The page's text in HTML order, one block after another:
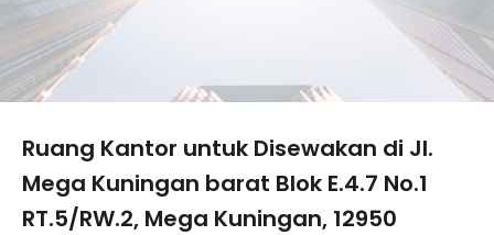
Ruang Kantor untuk Disewakan di Jl.
Mega Kuningan barat Blok E.4.7 No.1
RT.5/RW.2, Mega Kuningan, 12950